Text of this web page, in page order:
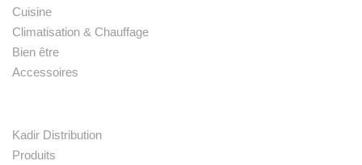
Cuisine
Climatisation & Chauffage
Bien être
Accessoires
Kadir Distribution
Produits